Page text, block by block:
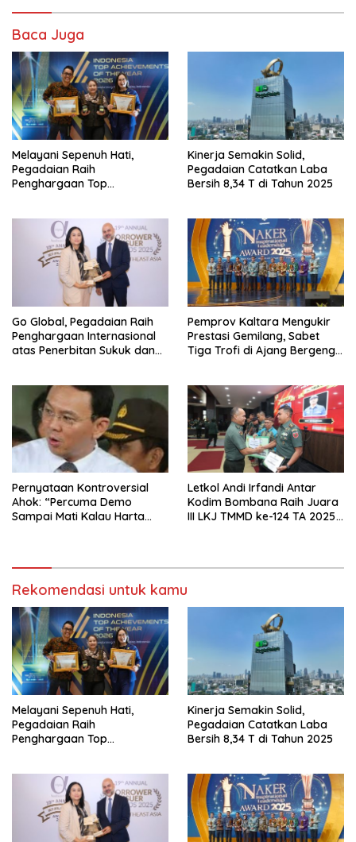
Baca Juga
Melayani Sepenuh Hati,
Pegadaian Raih
Penghargaan Top
Kinerja Semakin Solid,
Pegadaian Catatkan Laba
Bersih 8,34 T di Tahun 2025
Go Global, Pegadaian Raih
Penghargaan Internasional
atas Penerbitan Sukuk dan
Pemprov Kaltara Mengukir
Prestasi Gemilang, Sabet
Tiga Trofi di Ajang Bergengsi
Pernyataan Kontroversial
Ahok: “Percuma Demo
Sampai Mati Kalau Harta
Letkol Andi Irfandi Antar
Kodim Bombana Raih Juara
III LKJ TMMD ke-124 TA 2025
Rekomendasi untuk kamu
Melayani Sepenuh Hati,
Pegadaian Raih
Penghargaan Top
Kinerja Semakin Solid,
Pegadaian Catatkan Laba
Bersih 8,34 T di Tahun 2025